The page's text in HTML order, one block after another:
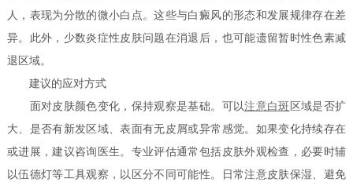
人，表现为分散的微小白点。这些与白癜风的形态和发展规律存在差
异。此外，少数炎症性皮肤问题在消退后，也可能遗留暂时性色素减
退区域。
建议的应对方式
面对皮肤颜色变化，保持观察是基础。可以注意白斑 区域是否扩
大、是否有新发区域、表面有无皮屑或异常感觉。如果变化持续存在
或进展，建议咨询医生。专业评估通常包括皮肤外观检查，必要时辅
以伍德灯等工具观察，以区分不同可能性。日常注意皮肤保湿、避免